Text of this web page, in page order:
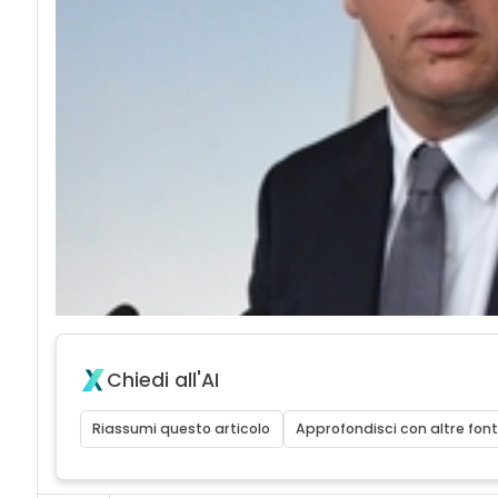
Chiedi all'AI
Riassumi questo articolo Approfondisci con altre